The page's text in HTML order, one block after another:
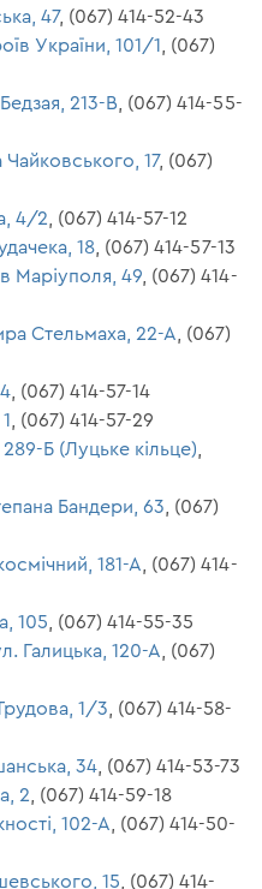
47, (067) 414-52-43
України, 101/1
, (067)
213-В , (067) 414-55-
17, (067)
4/2 , (067) 414-57-12
18 , (067) 414-57-13
Маріуполя, 49 , (067) 414-
Стельмаха, 22-А , (067)
, (067) 414-57-14
, (067) 414-57-29
Б (Луцьке кільце)
Бандери, 63 , (067)
181-А , (067) 414-
105 , (067) 414-55-35
Галицька, 120-А , (067)
1/3 , (067) 414-58-
34 , (067) 414-53-73
2 , (067) 414-59-18
102-А , (067) 414-50-
15 , (067) 414-